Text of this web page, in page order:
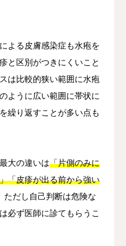
よる皮膚感染症も水疱を
と区別がつきにくいこと
は比較的狭い範囲に水疱
ように広い範囲に帯状に
繰り返すことが多い点も
大の違いは「片側のみに
「皮疹が出る前から強い
ただし自己判断は危険な
必ず医師に診てもらうこ